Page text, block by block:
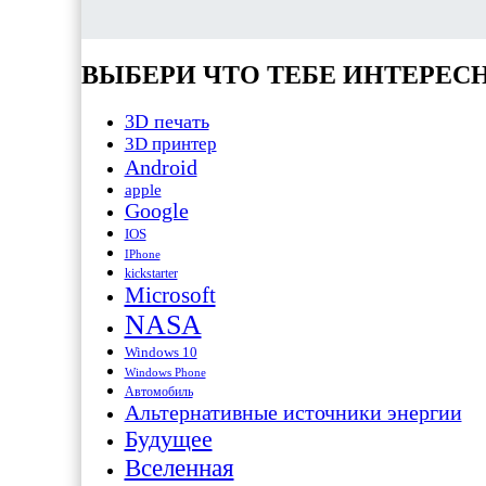
ВЫБЕРИ ЧТО ТЕБЕ
3D печать
3D принтер
Android
apple
Google
IOS
IPhone
kickstarter
Microsoft
NASA
Windows 10
Windows Phone
Автомобиль
Альтернативные источники энергии
Будущее
Вселенная